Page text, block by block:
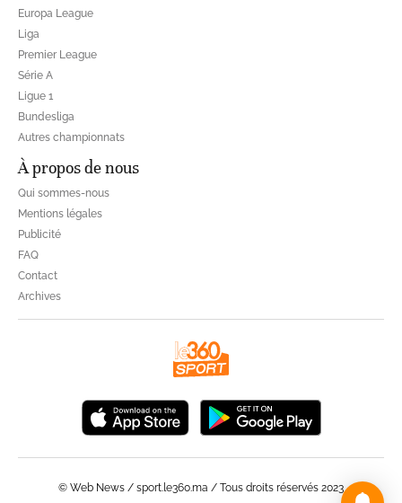
Europa League
Liga
Premier League
Série A
Ligue 1
Bundesliga
Autres championnats
À propos de nous
Qui sommes-nous
Mentions légales
Publicité
FAQ
Contact
Archives
© Web News / sport.le360.ma / Tous droits réservés 2023